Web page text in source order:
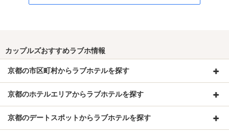
カップルズおすすめラブホ情報
京都の市区町村からラブホテルを探す
京都のホテルエリアからラブホテルを探す
京都のデートスポットからラブホテルを探す